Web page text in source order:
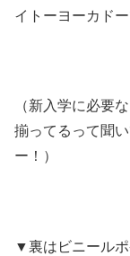
イトーヨーカド
（新入学に必要
揃ってるって聞
ー！）
▼裏はビニールポ